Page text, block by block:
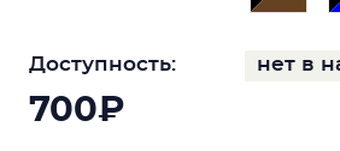
Доступность: нет в
700₽